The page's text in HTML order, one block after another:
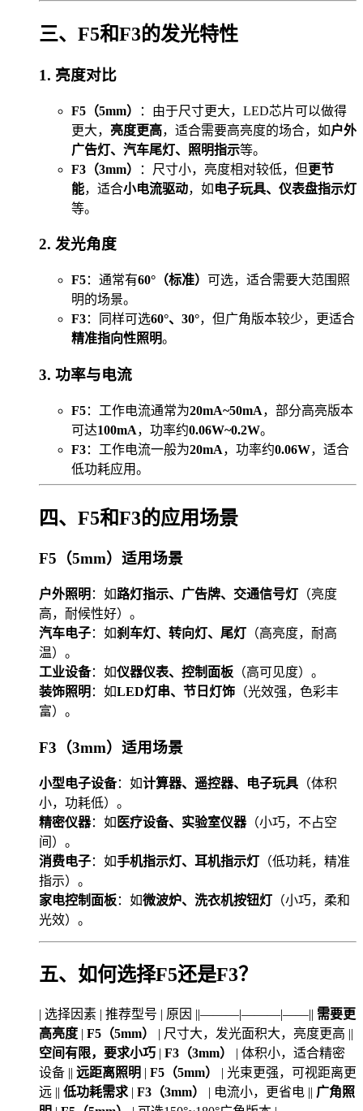
三、F5和F3的发光特性
1. 亮度对比
F5（5mm）
：由于尺寸更大，LED芯片可以做得
更大， 亮度更高，适合需要高亮度的场合，如户外
广告灯、汽车尾灯、照明指示等。
F3（3mm）
：尺寸小，亮度相对较低，但更节
能，适合小电流驱动，如 电子玩具、仪表盘指示灯
等。
2. 发光角度
F5：通常有60°（标准） 可选，适合需要大范围照
明的场景。
F3：同样可选60°、30°，但广角版本较少，更适合
精准指向性照明。
3. 功率与电流
F5：工作电流通常为20mA~50mA，部分高亮版本
可达100mA，功率约0.06W~0.2W。
F3：工作电流一般为20mA，功率约0.06W，适合
低功耗应用。
四、F5和F3的应用场景
F5（5mm）适用场景
户外照明 ：如路灯指示、广告牌、交通信号灯 （亮度
高，耐候性好）。
汽车电子：如刹车灯、转向灯、尾灯 （高亮度，耐高
温）。
工业设备：如仪器仪表、控制面板 （高可见度）。
装饰照明 ：如LED灯串、节日灯饰 （光效强，色彩丰
富）。
F3（3mm）适用场景
小型电子设备：如计算器、遥控器、电子玩具 （体积
小，功耗低）。
精密仪器：如 医疗设备、实验室仪器（小巧，不占空
间）。
消费电子：如手机指示灯、耳机指示灯 （低功耗，精准
指示）。
家电控制面板：如微波炉、洗衣机按钮灯 （小巧，柔和
光效）。
五、如何选择F5还是F3？
| 选择因素 | 推荐型号 | 原因 ||———|———|——|| 需要更
高亮度 | F5（5mm）
| 尺寸大，发光面积大，亮度更高 ||
空间有限，要求小巧 | F3（3mm）
| 体积小，适合精密
设备 || 远距离照明 | F5（5mm）
| 光束更强，可视距离更
远 || 低功耗需求 | F3（3mm） | 电流小，更省电 || 广角照